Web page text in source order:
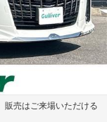
販売はご来場いただける